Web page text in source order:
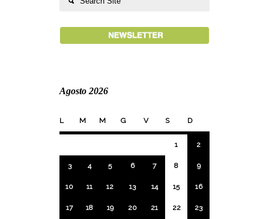
Agosto 2026
L M M G V S D
1 2
3 4 5 6 7 8 9
10 11 12 13 14 15 16
17 18 19 20 21 22 23